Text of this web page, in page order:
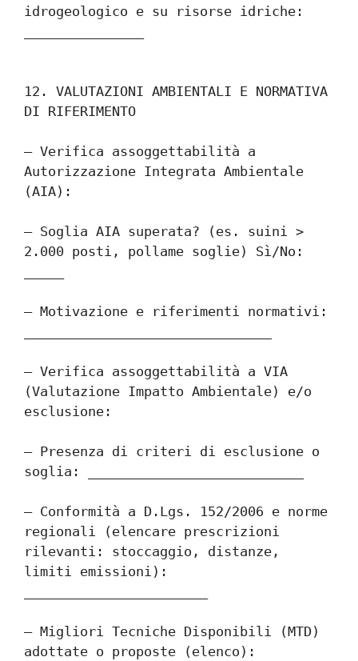
idrogeologico e su risorse idriche:
12. VALUTAZIONI AMBIENTALI E NORMATIVA
DI RIFERIMENTO
– Verifica assoggettabilità a
Autorizzazione Integrata Ambientale
(AIA):
– Soglia AIA superata? (es. suini >
2.000 posti, pollame soglie) Sì/No:
– Motivazione e riferimenti normativi:
– Verifica assoggettabilità a VIA
(Valutazione Impatto Ambientale) e/o
esclusione:
– Presenza di criteri di esclusione o
soglia: ___________________________
– Conformità a D.Lgs. 152/2006 e norme
regionali (elencare prescrizioni
rilevanti: stoccaggio, distanze,
limiti emissioni):
– Migliori Tecniche Disponibili (MTD)
adottate o proposte (elenco):